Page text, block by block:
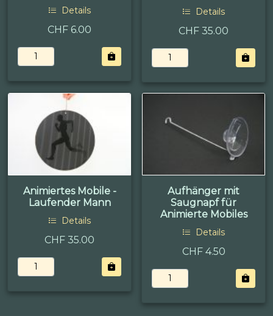
Details
CHF 6.00
Details
CHF 35.00
Animiertes Mobile -
Laufender Mann
Details
CHF 35.00
Aufhänger mit
Saugnapf für
Animierte Mobiles
Details
CHF 4.50